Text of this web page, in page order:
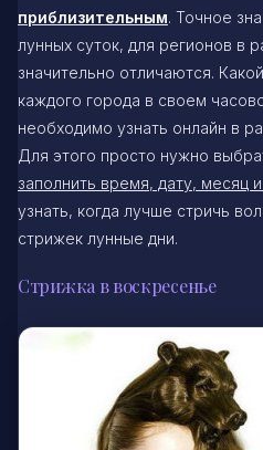
приблизительным. Точное
лунных суток, для регионов в
значительно отличаются.
каждого города в своем
необходимо узнать онлайн в
Для этого просто нужно
заполнить время, дату, месяц и
узнать, когда лучше стричь
стрижек лунные дни.
Стрижка в воскресенье